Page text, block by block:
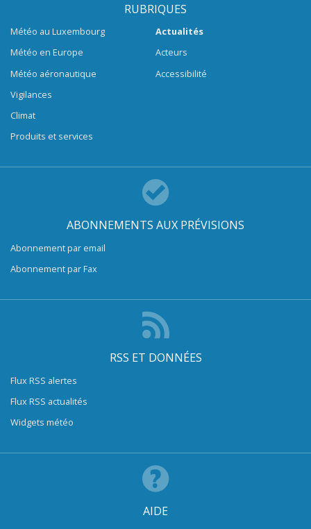
RUBRIQUES
Météo au Luxembourg
Météo en Europe
Météo aéronautique
Vigilances
Climat
Produits et services
Actualités
Acteurs
Accessibilité
ABONNEMENTS AUX PRÉVISIONS
Abonnement par email
Abonnement par Fax
RSS ET DONNÉES
Flux RSS alertes
Flux RSS actualités
Widgets météo
AIDE